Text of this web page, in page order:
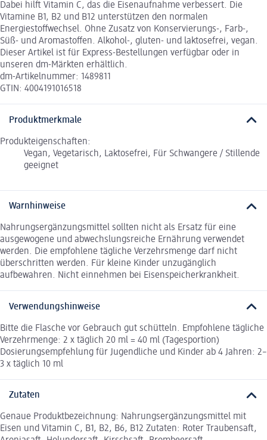
Dabei hilft Vitamin C, das die Eisenaufnahme verbessert. Die
Vitamine B1, B2 und B12 unterstützen den normalen
Energiestoffwechsel. Ohne Zusatz von Konservierungs-, Farb-,
Süß- und Aromastoffen. Alkohol-, gluten- und laktosefrei, vegan.
Dieser Artikel ist für Express-Bestellungen verfügbar oder in
unseren dm-Märkten erhältlich.
dm-Artikelnummer: 1489811
GTIN: 4004191016518
Produktmerkmale
Produkteigenschaften:
Vegan, Vegetarisch, Laktosefrei, Für Schwangere / Stillende
geeignet
Warnhinweise
Nahrungsergänzungsmittel sollten nicht als Ersatz für eine
ausgewogene und abwechslungsreiche Ernährung verwendet
werden. Die empfohlene tägliche Verzehrsmenge darf nicht
überschritten werden. Für kleine Kinder unzugänglich
aufbewahren. Nicht einnehmen bei Eisenspeicherkrankheit.
Verwendungshinweise
Bitte die Flasche vor Gebrauch gut schütteln. Empfohlene tägliche
Verzehrmenge: 2 x täglich 20 ml = 40 ml (Tagesportion)
Dosierungsempfehlung für Jugendliche und Kinder ab 4 Jahren: 2–
3 x täglich 10 ml
Zutaten
Genaue Produktbezeichnung: Nahrungsergänzungsmittel mit
Eisen und Vitamin C, B1, B2, B6, B12 Zutaten: Roter Traubensaft,